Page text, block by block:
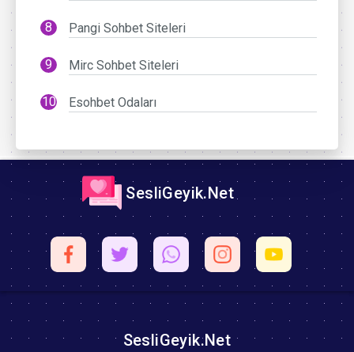
Pangi Sohbet Siteleri
Mirc Sohbet Siteleri
Esohbet Odaları
SesliGeyik.Net
SesliGeyik.Net